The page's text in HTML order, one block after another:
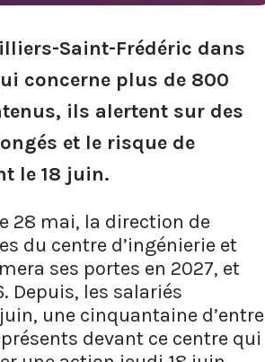
Saint-Frédéric dans
concerne plus de 800
ils alertent sur des
et le risque de
le 18 juin.
28 mai, la direction de
du centre d’ingénierie et
ses portes en 2027, et
Depuis, les salariés
une cinquantaine d’entre
devant ce centre qui